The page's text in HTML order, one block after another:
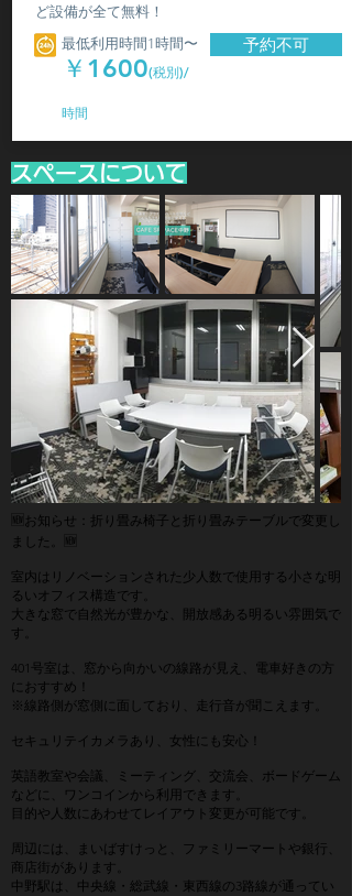
ど設備が全て無料！
最低利用時間1時間〜
￥1600(税別)/
時間
予約不可
スペースについて
🆕お知らせ：折り畳み椅子と折り畳みテーブルで変更し
ました。🆕
室内はリノベーションされた少人数で使用する小さな明
るいオフィス構造です。
大きな窓で自然光が豊かな、開放感ある明るい雰囲気で
す。
401号室は、窓から向かいの線路が見え、電車好きの方
におすすめ！
※線路側が窓側に面しており、走行音が聞こえます。
セキュリテイカメラあり、女性にも安心！
英語教室や会議、ミーティング、交流会、ボードゲーム
などに、ワンコインから利用できます。
目的や人数にあわせてレイアウト変更が可能です。
周辺には、まいばすけっと、ファミリーマートや銀行、
商店街があります。
中野駅は、中央線・総武線・東西線の3路線が通ってい